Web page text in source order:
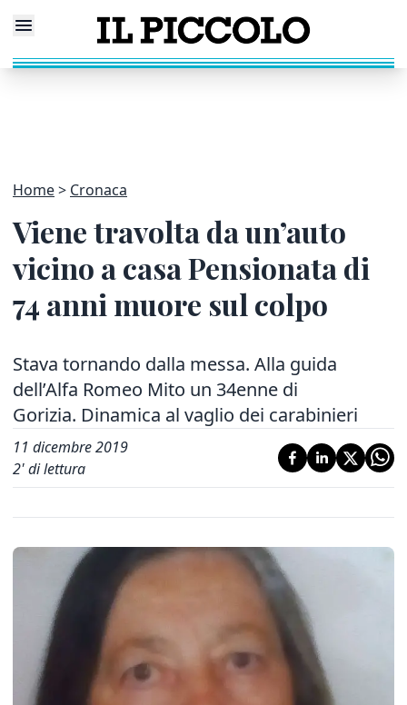
Home Cronaca
Viene travolta da un’auto
vicino a casa Pensionata di
74 anni muore sul colpo
Stava tornando dalla messa. Alla guida
dell’Alfa Romeo Mito un 34enne di
Gorizia. Dinamica al vaglio dei carabinieri
11 dicembre 2019
2' di lettura